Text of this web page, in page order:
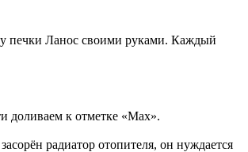
печки Ланос своими руками. Каждый
доливаем к отметке «Мах».
радиатор отопителя, он нуждается